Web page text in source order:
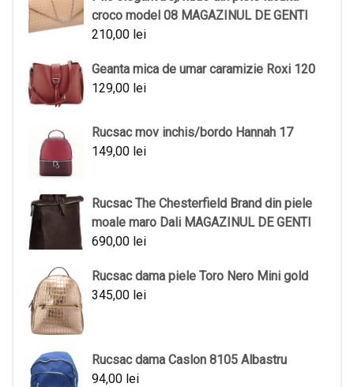
croco model 08 MAGAZINUL DE GENTI
210,00 lei
Geanta mica de umar caramizie Roxi 120
129,00 lei
Rucsac mov inchis/bordo Hannah 17
149,00 lei
Rucsac The Chesterfield Brand din piele
moale maro Dali MAGAZINUL DE GENTI
690,00 lei
Rucsac dama piele Toro Nero Mini gold
345,00 lei
Rucsac dama Caslon 8105 Albastru
94,00 lei